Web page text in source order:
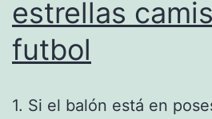
estrellas
futbol
1. Si el balón está en